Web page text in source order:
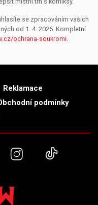
se zpracováním vašich
od 1. 4. 2026. Kompletní
ochrana-soukromi.
Reklamace
podmínky
Instagram